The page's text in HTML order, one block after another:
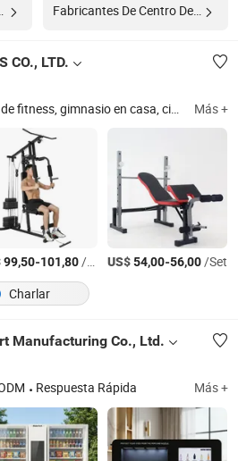
Fabricantes De Centro De Fitness
CO., LTD.
Equipo de gimnasio, equipo de fitness, gimnasio en casa, cinta de correr, banco de pesas, torre de potencia, estante de fitness, bicicleta de spinning, bicicleta de ejercicio, mancuernas Más +
99,50-101,80/Pieza US$54,00-56,00/Set
Charlar
Manufacturing Co., Ltd.
Respuesta Rápida Más +